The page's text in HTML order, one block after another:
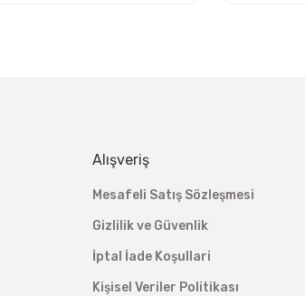
Alışveriş
Mesafeli Satış Sözleşmesi
Gizlilik ve Güvenlik
İptal İade Koşullari
Kişisel Veriler Politikası